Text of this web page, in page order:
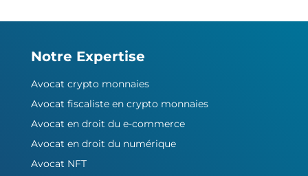
Notre Expertise
Avocat crypto monnaies
Avocat fiscaliste en crypto monnaies
Avocat en droit du e-commerce
Avocat en droit du numérique
Avocat NFT